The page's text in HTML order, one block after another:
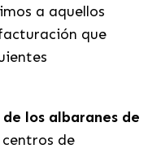
a aquellos
que
los albaranes de
de